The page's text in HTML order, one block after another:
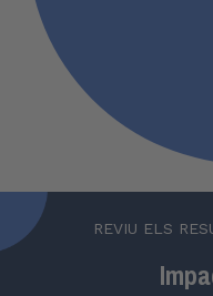
REVIU ELS